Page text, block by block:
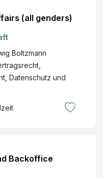
(all genders)
Boltzmann
Datenschutz und
Backoffice